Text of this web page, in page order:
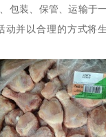
包装、保管、运输于
动并以合理的方式将